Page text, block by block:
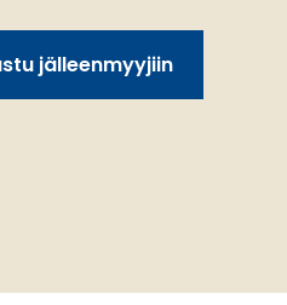
jälleenmyyjiin